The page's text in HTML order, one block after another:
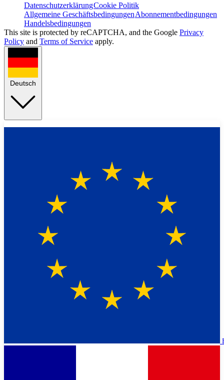
DatenschutzerklärungCookie Politik
Allgemeine GeschäftsbedingungenAbonnementbedingungen
Handelsbedingungen
This site is protected by reCAPTCHA, and the Google Privacy
Policy and Terms of Service apply.
Deutsch